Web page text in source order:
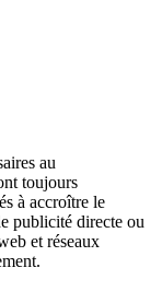
au
toujours
à accroître le
publicité directe ou
et réseaux